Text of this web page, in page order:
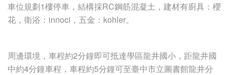
車位規劃1樓停車，結構採RC鋼筋混凝土，建材有廚具：櫻
花，衛浴：innoci，五金：kohler。
周邊環境，車程約2分鐘即可抵達學區龍井國小，距龍井國
中約4分鐘車程，車程約5分鐘可至臺中市立圖書館龍井分